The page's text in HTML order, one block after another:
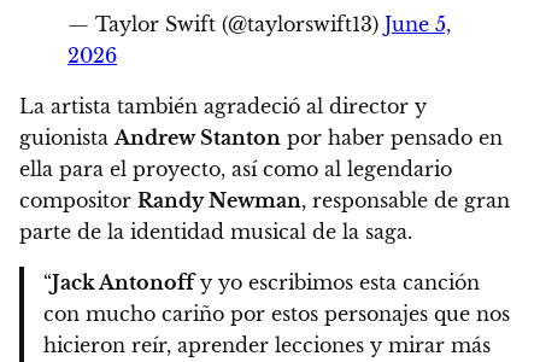
— Taylor Swift (@taylorswift13) June 5,
2026
La artista también agradeció al director y
guionista Andrew Stanton por haber pensado en
ella para el proyecto, así como al legendario
compositor Randy Newman, responsable de gran
parte de la identidad musical de la saga.
“Jack Antonoffy yo escribimos esta canción
con mucho cariño por estos personajes que nos
hicieron reír, aprender lecciones y mirar más